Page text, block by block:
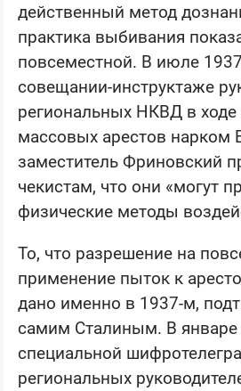
действенный метод
практика выбивания
повсеместной. В июле
совещании-инструктаже
региональных НКВД в ходе
массовых арестов нарком
заместитель Фриновский
чекистам, что они «могут
физические методы
То, что разрешение на
применение пыток к
дано именно в 1937-м,
самим Сталиным. В январе
специальной
региональных